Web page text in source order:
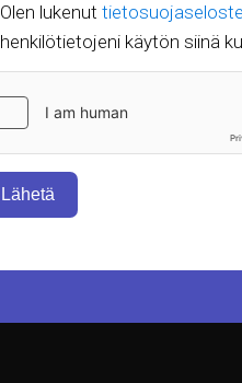
Olen lukenut
henkilötietojeni käytön siinä
Lähetä